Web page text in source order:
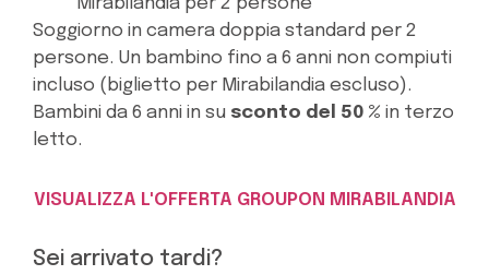
Soggiorno in camera doppia standard per 2
persone. Un bambino fino a 6 anni non compiuti
incluso (biglietto per Mirabilandia escluso).
Bambini da 6 anni in su sconto del 50 % in terzo
letto.
VISUALIZZA L'OFFERTA GROUPON MIRABILANDIA
Sei arrivato tardi?